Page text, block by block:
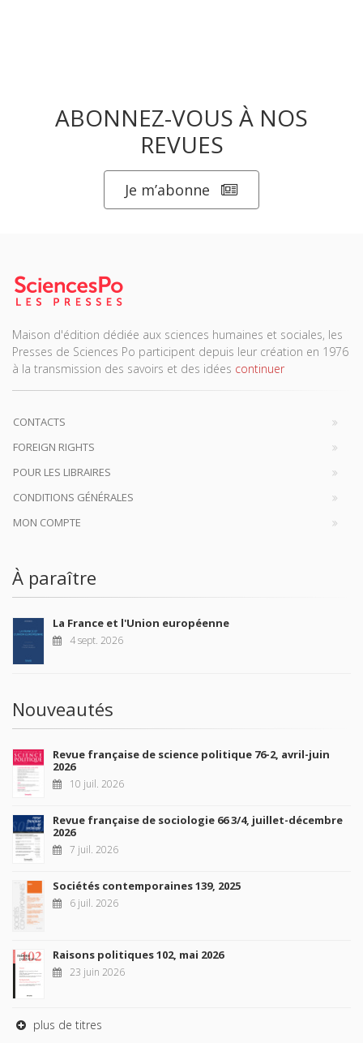
ABONNEZ-VOUS À NOS
REVUES
Je m’abonne
Maison d'édition dédiée aux sciences humaines et sociales, les
Presses de Sciences Po participent depuis leur création en 1976
à la transmission des savoirs et des idées continuer
CONTACTS
FOREIGN RIGHTS
POUR LES LIBRAIRES
CONDITIONS GÉNÉRALES
MON COMPTE
À paraître
La France et l'Union européenne
4 sept. 2026
Nouveautés
Revue française de science politique 76-2, avril-juin
2026
10 juil. 2026
Revue française de sociologie 66 3/4, juillet-décembre
2026
7 juil. 2026
Sociétés contemporaines 139, 2025
6 juil. 2026
Raisons politiques 102, mai 2026
23 juin 2026
plus de titres